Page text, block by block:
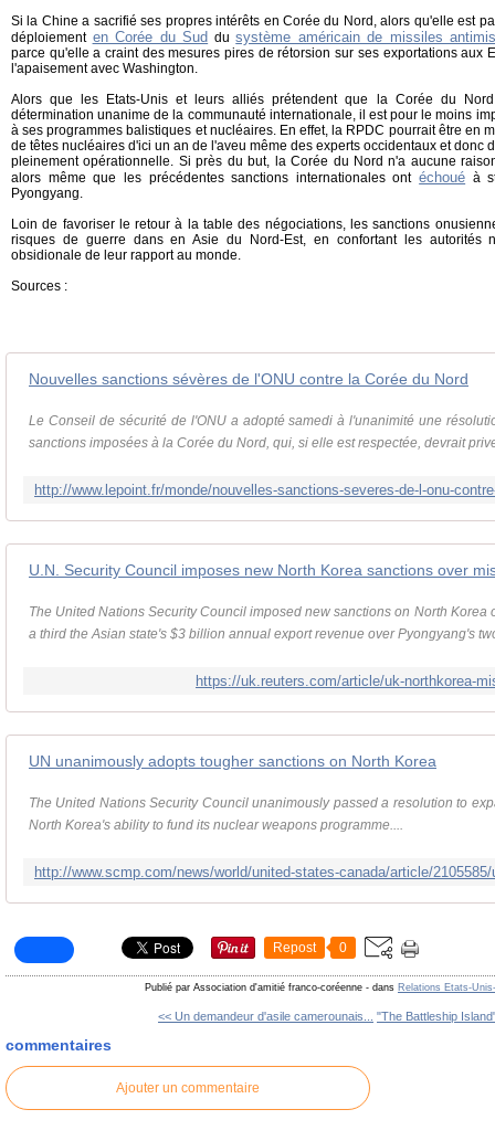
Si la Chine a sacrifié ses propres intérêts en Corée du Nord, alors qu'elle est
déploiement en Corée du Sud dusystème américain de missiles
parce qu'elle a craint des mesures pires de rétorsion sur ses exportations aux
l'apaisement avec Washington.
Alors que les Etats-Unis et leurs alliés prétendent que la Corée du
détermination unanime de la communauté internationale, il est pour le moins
à ses programmes balistiques et nucléaires. En effet, la RPDC pourrait être en
de têtes nucléaires d'ici un an de l'aveu même des experts occidentaux et donc
pleinement opérationnelle. Si près du but, la Corée du Nord n'a aucune
alors même que les précédentes sanctions internationales ontéchoué à
Pyongyang.
Loin de favoriser le retour à la table des négociations, les sanctions
risques de guerre dans en Asie du Nord-Est, en confortant les autorités
obsidionale de leur rapport au monde.
Sources :
Nouvelles sanctions sévères de l'ONU contre la Corée du Nord
Le Conseil de sécurité de l'ONU a adopté samedi à l'unanimité une
sanctions imposées à la Corée du Nord, qui, si elle est respectée, devrait
U.N. Security Council imposes new North Korea sanctions over
The United Nations Security Council imposed new sanctions on North Korea
a third the Asian state's $3 billion annual export revenue over Pyongyang's
https://uk.reuters.com/article/uk-northkorea-
UN unanimously adopts tougher sanctions on North Korea
The United Nations Security Council unanimously passed a resolution to
North Korea's ability to fund its nuclear weapons programme....
Repost 0
Publié par Association d'amitié franco-coréenne - dans Relations Etats-
<< Un demandeur d'asile camerounais... "The Battleship
commentaires
Ajouter un commentaire